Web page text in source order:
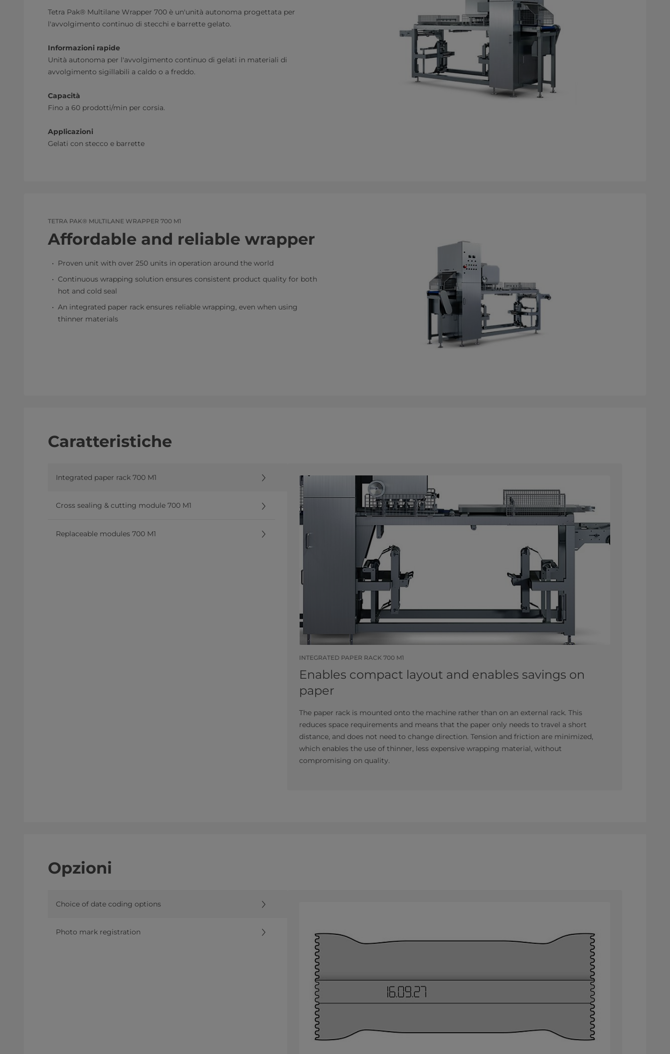
Tetra Pak® Multilane Wrapper 700 è un'unità autonoma progettata per
l'avvolgimento continuo di stecchi e barrette gelato.
Informazioni rapide
Unità autonoma per l'avvolgimento continuo di gelati in materiali di
avvolgimento sigillabili a caldo o a freddo.
Capacità
Fino a 60 prodotti/min per corsia.
Applicazioni
Gelati con stecco e barrette
TETRA PAK® MULTILANE WRAPPER 700 M1
Affordable and reliable wrapper
Proven unit with over 250 units in operation around the world
Continuous wrapping solution ensures consistent product quality for both
hot and cold seal
An integrated paper rack ensures reliable wrapping, even when using
thinner materials
Caratteristiche
Integrated paper rack 700 M1
Cross sealing & cutting module 700 M1
Replaceable modules 700 M1
INTEGRATED PAPER RACK 700 M1
Enables compact layout and enables savings on
paper
The paper rack is mounted onto the machine rather than on an external rack. This
reduces space requirements and means that the paper only needs to travel a short
distance, and does not need to change direction. Tension and friction are minimized,
which enables the use of thinner, less expensive wrapping material, without
compromising on quality.
Opzioni
Choice of date coding options
Photo mark registration